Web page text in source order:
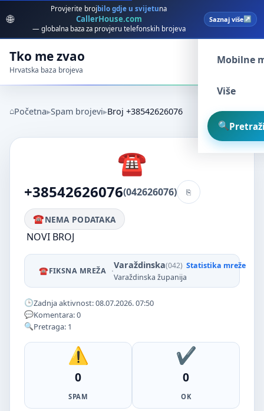
🌐
Provjerite broj bilo gdje u svijetuna
CallerHouse.com
— globalna baza za provjeru telefonskih brojeva
Saznaj više
Tko me zvao
Hrvatska baza brojeva
Spam
Mobilne
Više
Početna Spam brojevi Broj +38542626076
+38542626076(042626076)
NEMA PODATAKA
NOVI BROJ
FIKSNA MREŽA ·Varaždinska(042) Statistika mreže
Varaždinska županija
Zadnja aktivnost: 08.07.2026. 07:50
Komentara: 0
Pretraga: 1
0
SPAM
0
OK